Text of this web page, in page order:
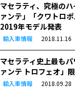
マセラティ、究極の
ァンテ」「クワトロポ
2019年モデル発表
輸入車情報 2018.11.16
マセラティ史上最も
ァンテ トロフェオ」
輸入車情報 2018.09.28